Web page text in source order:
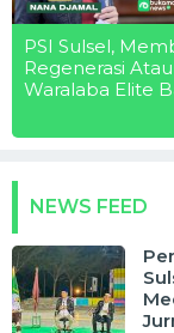
PSI Sulsel,
Regenerasi
Waralaba Elite
NEWS FEED